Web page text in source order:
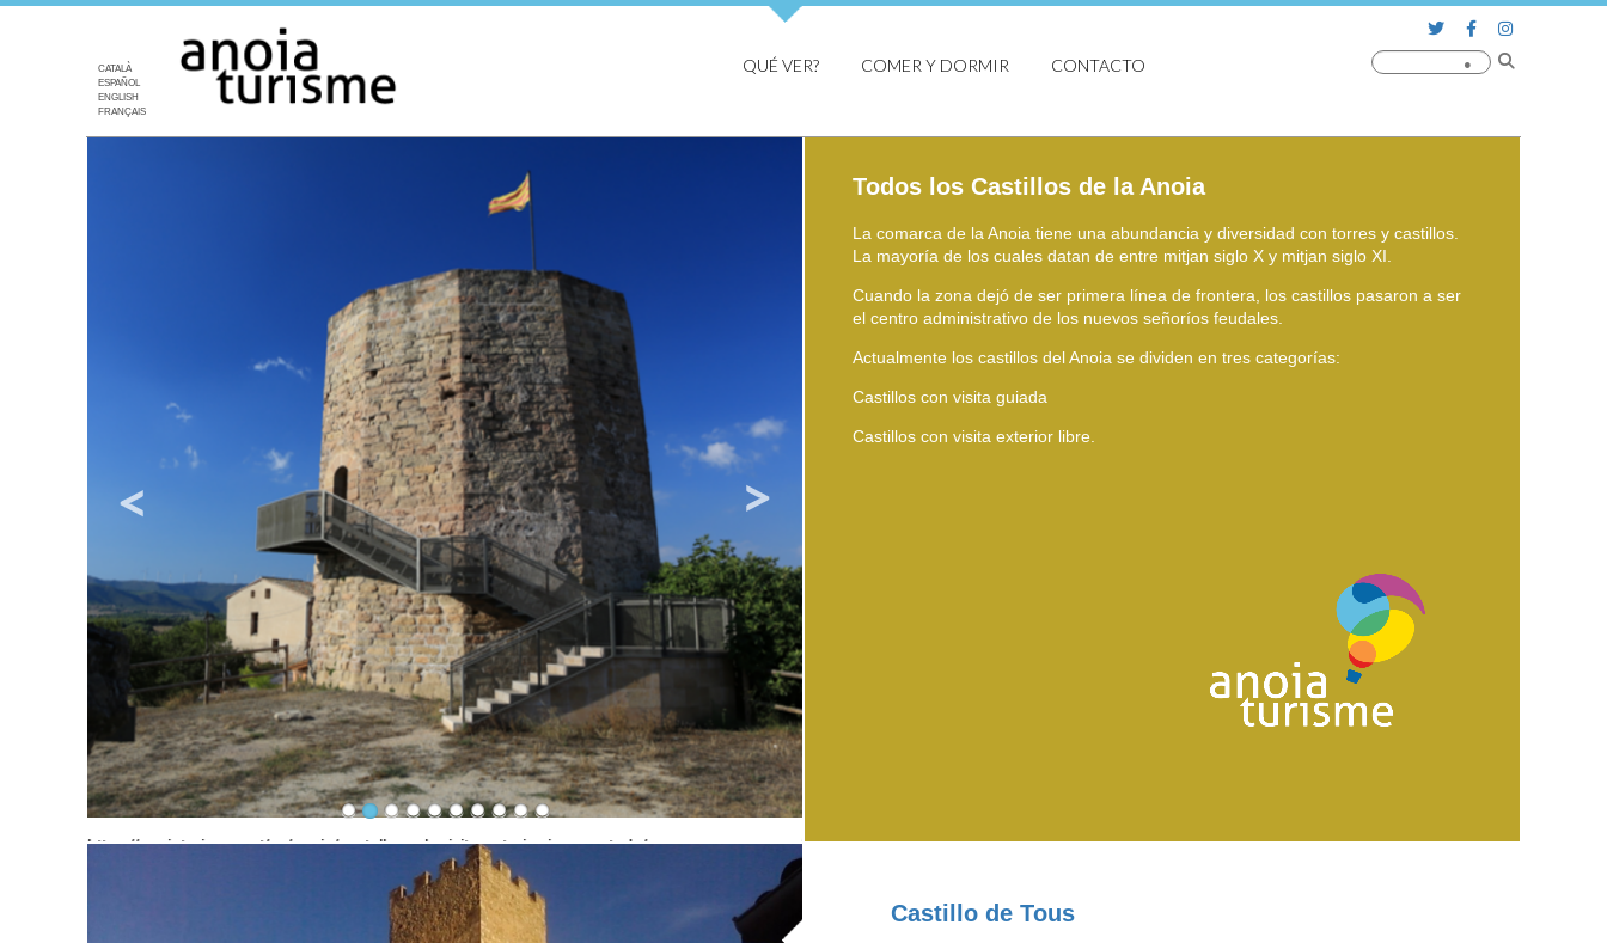
CATALÀ
ESPAÑOL
ENGLISH
FRANÇAIS
QUÉ VER? COMER Y DORMIR CONTACTO
https://anoiaturisme.cat/es/anoia/castells-amb-visita-exterior-i-concertada/
Todos los Castillos de la Anoia
La comarca de la Anoia tiene una abundancia y diversidad con torres y castillos.
La mayoría de los cuales datan de entre mitjan siglo X y mitjan siglo XI.
Cuando la zona dejó de ser primera línea de frontera, los castillos pasaron a ser
el centro administrativo de los nuevos señoríos feudales.
Actualmente los castillos del Anoia se dividen en tres categorías:
Castillos con visita guiada
Castillos con visita exterior libre.
Castillo de Tous